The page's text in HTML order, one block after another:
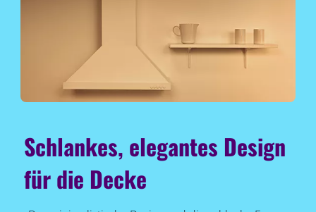
Schlankes, elegantes Design
für die Decke